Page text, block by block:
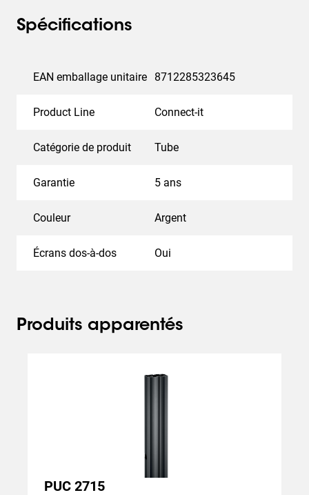
Spécifications
EAN emballage unitaire 8712285323645
Product Line Connect-it
Catégorie de produit Tube
Garantie 5 ans
Couleur Argent
Écrans dos-à-dos Oui
Produits apparentés
PUC 2715